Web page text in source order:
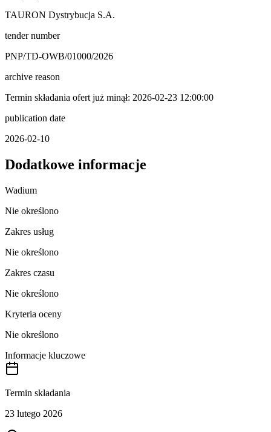
TAURON Dystrybucja S.A.
tender number
PNP/TD-OWB/01000/2026
archive reason
Termin składania ofert już minął: 2026-02-23 12:00:00
publication date
2026-02-10
Dodatkowe informacje
Wadium
Nie określono
Zakres usług
Nie określono
Zakres czasu
Nie określono
Kryteria oceny
Nie określono
Informacje kluczowe
Termin składania
23 lutego 2026